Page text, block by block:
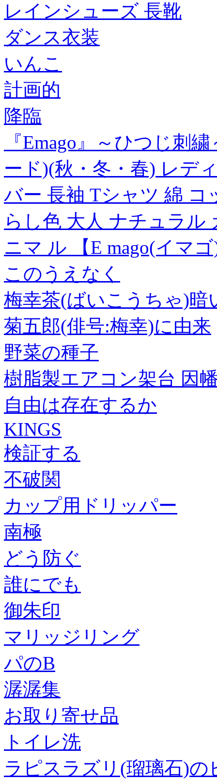
レインシューズ 長靴
ダンス衣装
いんこ
計画的
降臨
『Emago』～ひつじ刺
ード)(秋・冬・春) レデ
バー 長袖 Tシャツ 綿
らし色 大人 ナチュラル
ニマ ル 【E mago(イマ
このうえなく
梅幸茶(ばいこうちゃ)暗
菊五郎(俳号:梅幸)に由来
野菜の種子
樹脂製エアコン架台 因
自由は存在するか
KINGS
検証する
不破関
カップ用ドリッパー
南極
どう防ぐ
誰にでも
御朱印
マリッジリング
パのB
潺潺集
お取り寄せ品
トイレ洗
ラピスラズリ(瑠璃石)